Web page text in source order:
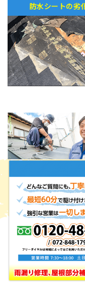
防水シートの劣